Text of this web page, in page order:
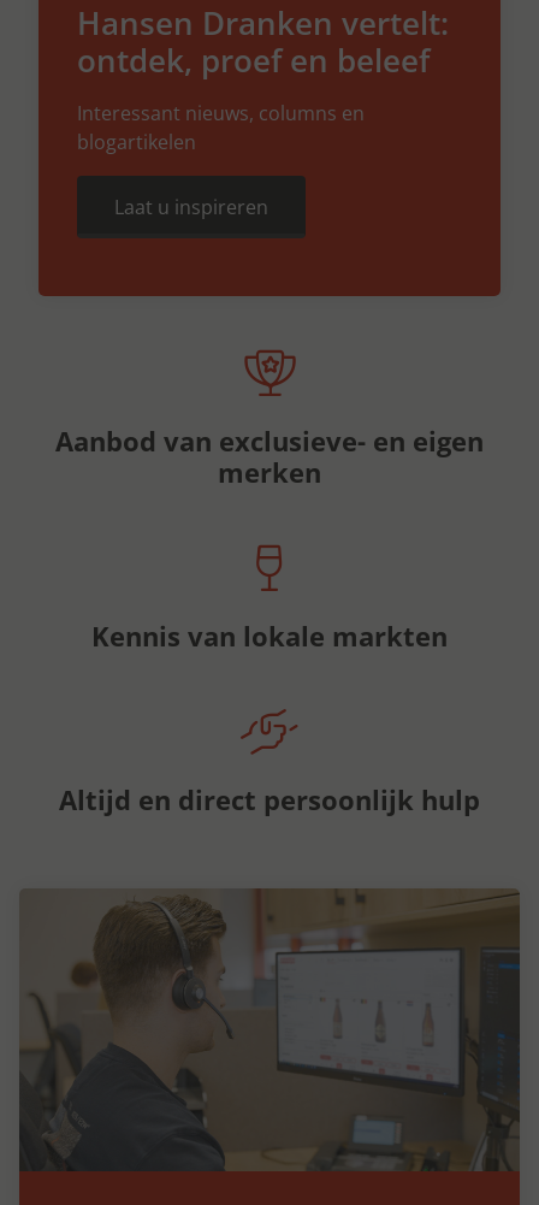
Hansen Dranken vertelt:
ontdek, proef en beleef
Interessant nieuws, columns en
blogartikelen
Laat u inspireren
Aanbod van exclusieve- en eigen
merken
Kennis van lokale markten
Altijd en direct persoonlijk hulp